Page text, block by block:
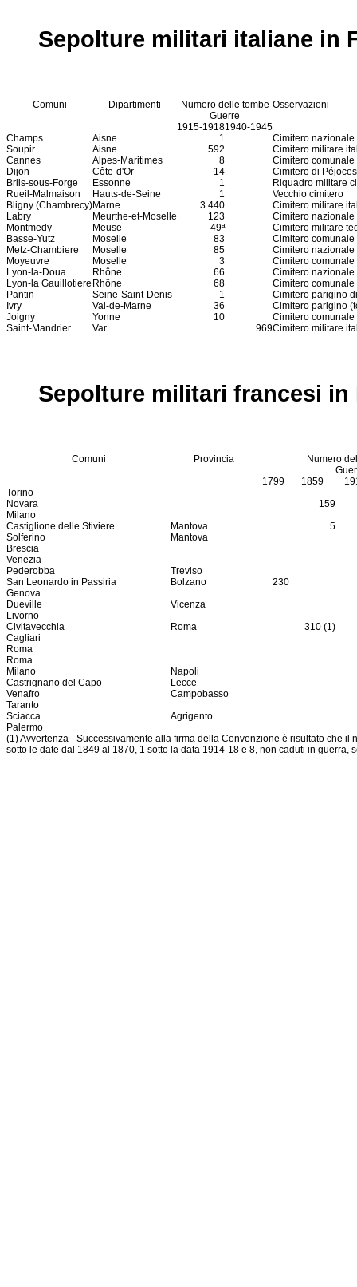
Sepolture militari italiane in
Comuni Dipartimenti Numero delle tombe Osservazioni
Guerre
1915-19181940-1945
Champs
Aisne 1
Cimitero nazionale
Soupir
Aisne 592
Cimitero militare
Cannes
Alpes-Maritimes 8
Cimitero comunale
Dijon
Côte-d'Or 14
Cimitero di
Briis-sous-Forge
Essonne 1
Riquadro militare
Rueil-Malmaison
Hauts-de-Seine 1
Vecchio cimitero
Bligny (Chambrecy)Marne 3.440
Cimitero militare
Labry
Meurthe-et-Moselle 123
Cimitero nazionale
Montmedy
Meuse 49ª
Cimitero militare
Basse-Yutz
Moselle 83
Cimitero
Metz-Chambiere
Moselle 85
Cimitero nazionale
Moyeuvre
Moselle 3
Cimitero
Lyon-la-Doua
Rhône 66
Cimitero nazionale
Lyon-la Gauillotiere Rhône 68
Cimitero comunale
Pantin
Seine-Saint-Denis 1
Cimitero parigino
Ivry
Val-de-Marne 36
Cimitero parigino
Joigny
Yonne 10
Cimitero comunale
Saint-Mandrier
Var 969Cimitero militare
Sepolture militari francesi in
Comuni Provincia
Numero
1799
1859
Torino
Novara
159
Milano
Castiglione delle Stiviere
Mantova
5
Solferino
Mantova
Brescia
Venezia
Pederobba
Treviso
San Leonardo in Passiria
Bolzano
230
Genova
Dueville
Vicenza
Livorno
Civitavecchia
Roma
310 (1)
Cagliari
Roma
Roma
Milano
Napoli
Castrignano del Capo
Lecce
Venafro
Campobasso
Taranto
Sciacca
Agrigento
Palermo
(1) Avvertenza - Successivamente alla firma della Convenzione è risultato che
sotto le date dal 1849 al 1870, 1 sotto la data 1914-18 e 8, non caduti in guerra,